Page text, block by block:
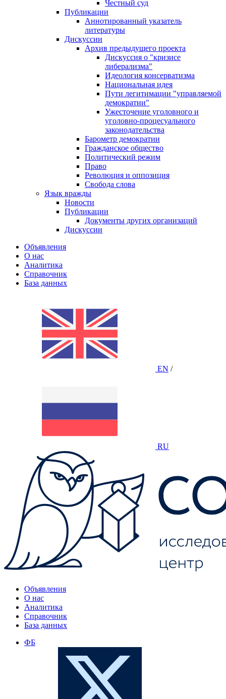
Честный суд
Публикации
Аннотированный указатель
литературы
Дискуссии
Архив предыдущего проекта
Дискуссия о "кризисе
либерализма"
Идеология консерватизма
Национальная идея
Пути легитимации "управляемой
демократии"
Ужесточение уголовного и
уголовно-процесуального
законодательства
Барометр демократии
Гражданское общество
Политический режим
Право
Революция и оппозиция
Свобода слова
Язык вражды
Новости
Публикации
Документы других организаций
Дискуссии
Объявления
О нас
Аналитика
Справочник
База данных
EN /
RU
Объявления
О нас
Аналитика
Справочник
База данных
ФБ